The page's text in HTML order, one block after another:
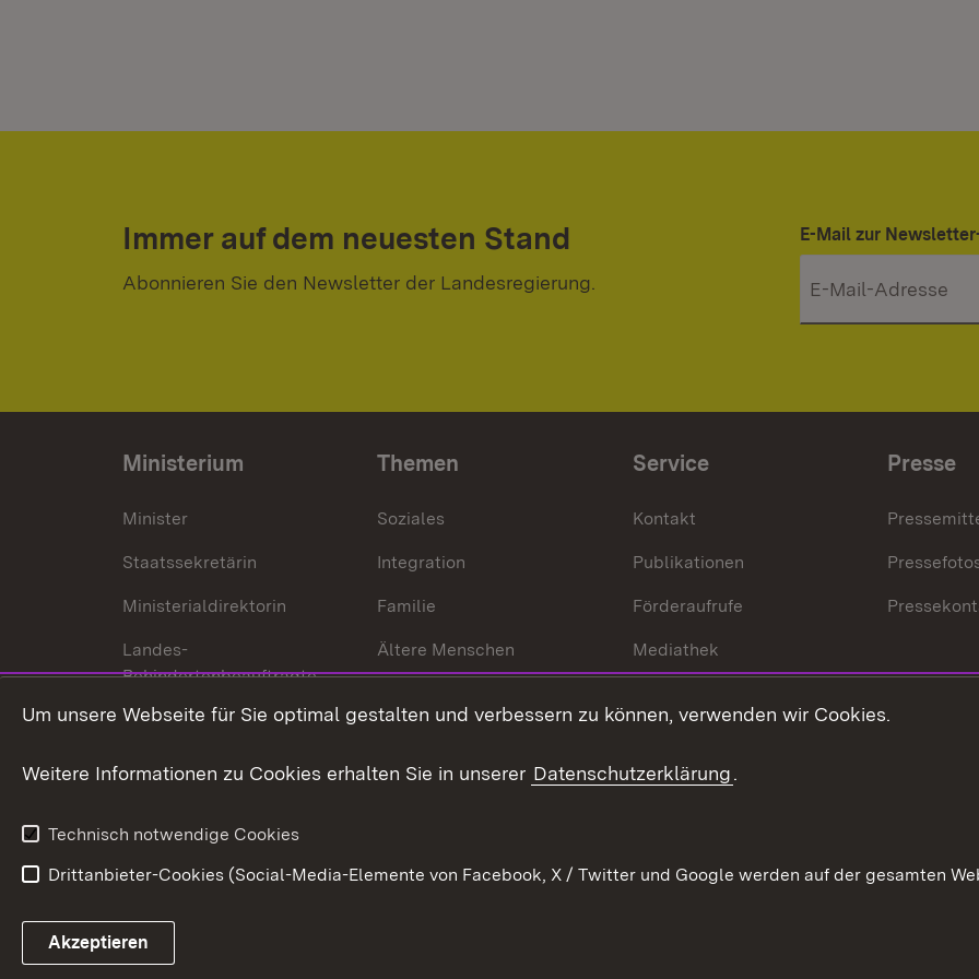
Immer auf dem neuesten Stand
Abonnieren Sie den Newsletter der Landesregierung.
E-Mail zur
Ministerium
Minister
Staatssekretärin
Ministerialdirektorin
Landes-
Behindertenbeauftragte
Bürgerreferent
Karriere
Themen
Soziales
Integration
Familie
Ältere Menschen
Behinderungen
Bürgerengagement
Service
Kontakt
Publikationen
Förderaufrufe
Mediathek
Presse
Link zum Landesportal
Um unsere Webseite für Sie optimal gestalten und verbessern zu können, verwenden wir Cookies.
Weitere Informationen zu Cookies erhalten Sie in unserer Datenschutzerklärung.
Technisch notwendige Cookies
Drittanbieter-Cookies (Social-Media-Elemente von Facebook, X / Twitter und Google werden auf der gesamten
Akzeptieren